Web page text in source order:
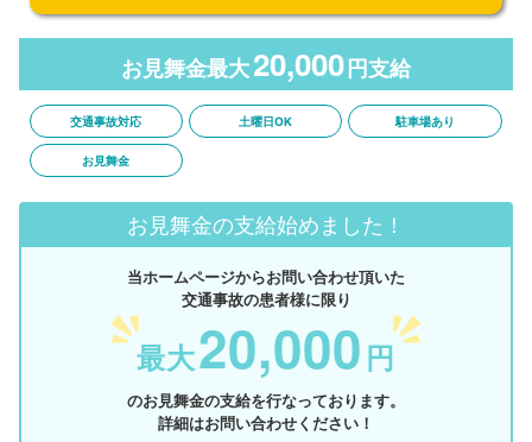
お見舞金最大20,000 円支給
交通事故対応 土曜日OK 駐車場あり
お見舞金
お見舞金の支給始めました！
当ホームページからお問い合わせ頂いた
交通事故の患者様に限り
最大20,000 円
のお見舞金の支給を行なっております。
詳細はお問い合わせください！